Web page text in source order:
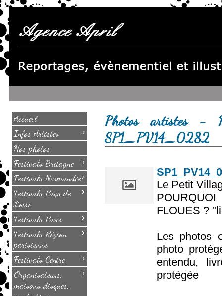
Accueil
Infos Artistes
›
Nos photos
Festivals Bretagne
›
Festivals Normandie›
Festivals Pays de
Loire
›
Festivals Paris ›
Festivals Région
parisienne
›
Festivals Centre ›
Organisateurs,
maisons disques,
›
Photos artistes -
SP1_PV14_0282
Le Petit
FLOUES ?
Les photos
photo
entendu,
protégée